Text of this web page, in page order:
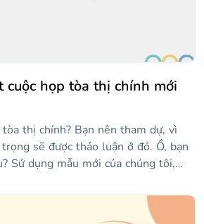
cuộc họp tòa thị chính mới
thị chính? Bạn nên tham dự, vì
sẽ được thảo luận ở đó. Ồ, bạn
Sử dụng mẫu mới của chúng tôi,
và đồ họa thông tin để hiển thị dữ